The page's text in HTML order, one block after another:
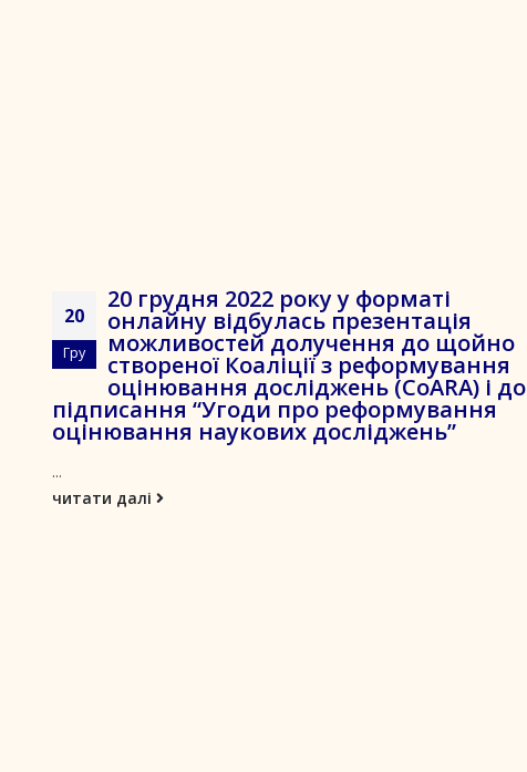
20
Гру
20 грудня 2022 року у форматі
онлайну відбулась презентація
можливостей долучення до щойно
створеної Коаліції з реформування
оцінювання досліджень (CoARA) і до
підписання “Угоди про реформування
оцінювання наукових досліджень”
...
читати далі